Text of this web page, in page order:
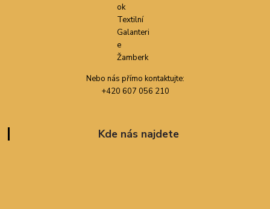
Nebo nás přímo kontaktujte:
+420 607 056 210
Kde nás najdete